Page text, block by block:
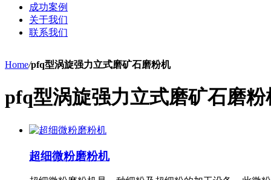
成功案例
关于我们
联系我们
Home/pfq型涡旋强力立式磨矿石磨粉机
pfq型涡旋强力立式磨矿石磨粉
超细微粉磨粉机